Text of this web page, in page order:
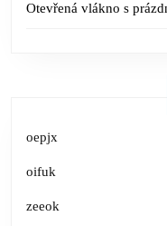
Otevřená vlákno s
oepjx
oifuk
zeeok